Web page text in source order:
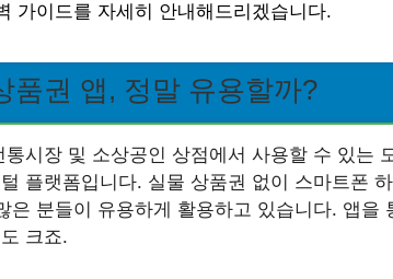
가이드를 자세히 안내해드리겠습니다.
품권 앱, 정말 유용할까?
통시장 및 소상공인 상점에서 사용할 수 있는
플랫폼입니다. 실물 상품권 없이 스마트폰
은 분들이 유용하게 활용하고 있습니다. 앱을
크죠.